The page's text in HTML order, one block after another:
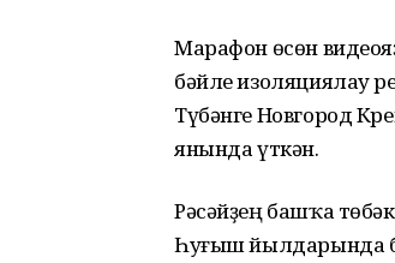
Марафон өсөн
бәйле изоляциялау
Түбәнге Новгород
янында үткән.
Рәсәйҙең башҡа
Һуғыш йылдарында